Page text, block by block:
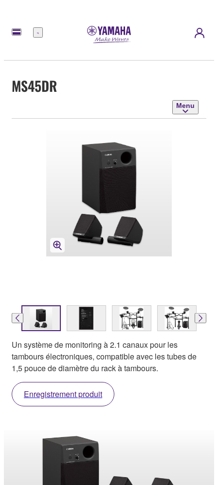
Menu
MS45DR
Menu
Un système de monitoring à 2.1 canaux pour les
tambours électroniques, compatible avec les tubes de
1,5 pouce de diamètre du rack à tambours.
Enregistrement produit